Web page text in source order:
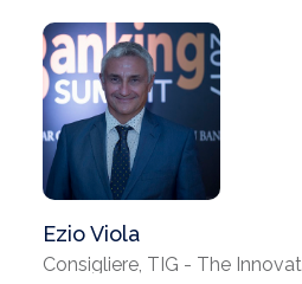
Ezio Viola
Consigliere, TIG - The